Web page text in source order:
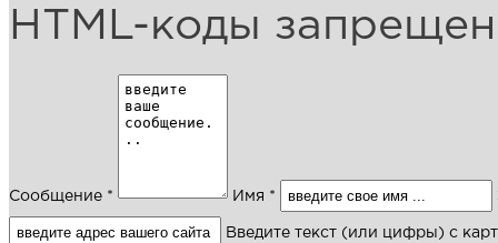
HTML-коды
Сообщение * Имя *
Введите текст (или цифры) с